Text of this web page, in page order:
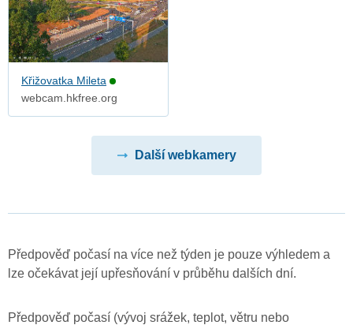
Křižovatka Mileta
webcam.hkfree.org
Další webkamery
Předpověď počasí na více než týden je pouze výhledem a
lze očekávat její upřesňování v průběhu dalších dní.
Předpověď počasí (vývoj srážek, teplot, větru nebo